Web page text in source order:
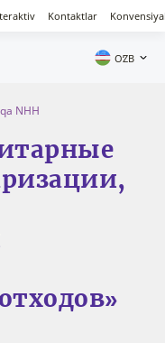
Kontaktlar
OʻZB
NHH